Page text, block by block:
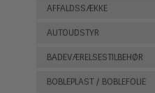
AFFALDSSÆKKE
AUTOUDSTYR
BADEVÆRELSESTILBEHØR
BOBLEPLAST / BOBLEFOLIE